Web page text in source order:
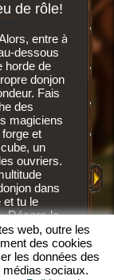
de rôle!
entre à
dessous
horde de
donjon
Fais
des
magiciens
et
un
ouvriers.
dans
et tu le
Décore-le
salles et
les
ce jeu de
Soif
C'est
des
Après
fond,
Ces
mais
savent
savent
plus
devrais
web, outre les
des cookies
les données des
sociaux.